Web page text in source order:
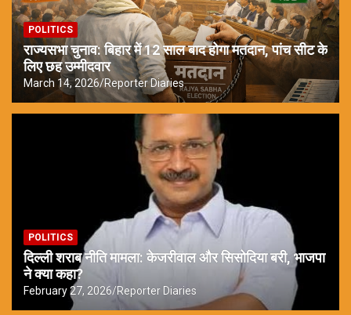
POLITICS
राज्यसभा चुनाव: बिहार में 12 साल बाद होगा मतदान, पांच सीट के
लिए छह उम्मीदवार
March 14, 2026 Reporter Diaries
POLITICS
दिल्ली शराब नीति मामला: केजरीवाल और सिसोदिया बरी, भाजपा
ने क्या कहा?
February 27, 2026 Reporter Diaries